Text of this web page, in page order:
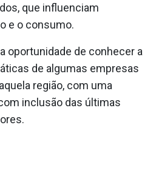
que influenciam
e o consumo.
oportunidade de conhecer a
de algumas empresas
região, com uma
inclusão das últimas